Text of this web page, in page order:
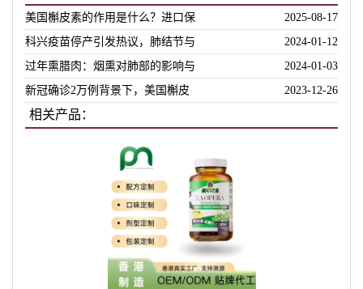
美国槲皮素的作用是什么？进口保
2025-08-17
科兴疫苗停产引发热议，肺结节与
2024-01-12
过年熏腊肉：烟熏对肺部的影响与
2024-01-03
新冠确诊2万例背景下，美国槲皮
2023-12-26
相关产品：